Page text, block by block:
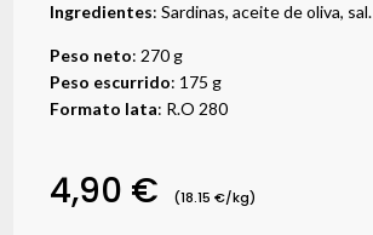
Ingredientes: Sardinas, aceite de oliva, sal.
Peso neto: 270 g
Peso escurrido: 175 g
Formato lata: R.O 280
4,90 € (18.15 €/kg)